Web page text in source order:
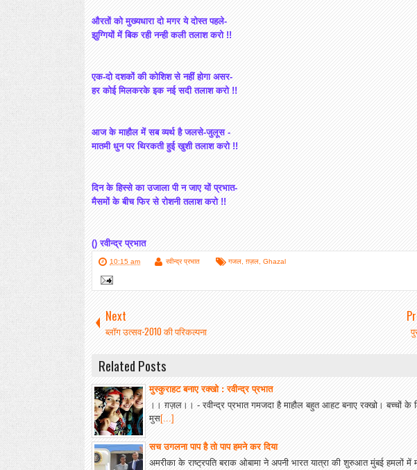
औरतोंको मुख्यधारा दो मगर ये दोस्त पहले-
झुग्गियों में बिक रही नन्ही कली तलाश करो !!
एक-दो दशकों की कोशिश से नहीं होगा असर-
हर कोई मिलकरके इक नई सदी तलाश करो !!
आजके माहौल में सब व्यर्थ है जलसे-जुलूस -
मातमी धुन पर थिरकती हुई खुशी तलाश करो !!
दिनके हिस्से का उजाला पी न जाए यों प्रभात-
मैसमोंके बीच फिर से रोशनी तलाश करो !!
() रवीन्द्र प्रभात
10:15 am रवीन्द्र प्रभात गजल ग़ज़ल Ghazal
Next
ब्लॉग उत्सव-2010 की परिकल्पना
Related Posts
मुस्कुराहट बनाए रक्खो : रवीन्द्र प्रभात
।। ग़ज़ल।। - रवीन्द्र प्रभात गमजदा है माहौल बहुत आहट बनाए रक्खो। बच्चों के
मुस[...]
सच उगलना पाप है तो पाप हमने कर दिया
अमरीका के राष्ट्रपति बराक ओबामा ने अपनी भारत यात्रा की शुरुआत मुंबई हमलों में